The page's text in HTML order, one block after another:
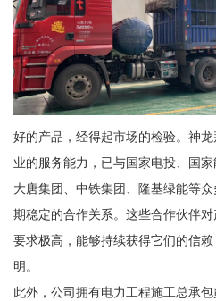
好的产品，经得起市场的检验。神
业的服务能力，已与国家电投、国家
大唐集团、中铁集团、隆基绿能等
期稳定的合作关系。这些合作伙伴
要求极高，能够持续获得它们的信
明。
此外，公司拥有电力工程施工总承包